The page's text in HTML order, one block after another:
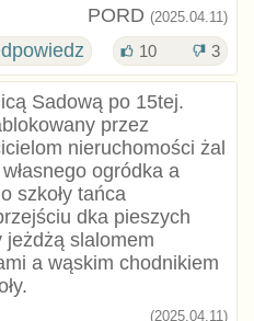
PORD (2025.04.11)
10 3
Sadową po 15tej.
przez
nieruchomości żal
ogródka a
szkoły tańca
dka pieszych
jeżdżą slalomem
a wąskim chodnikiem
(2025.04.11)